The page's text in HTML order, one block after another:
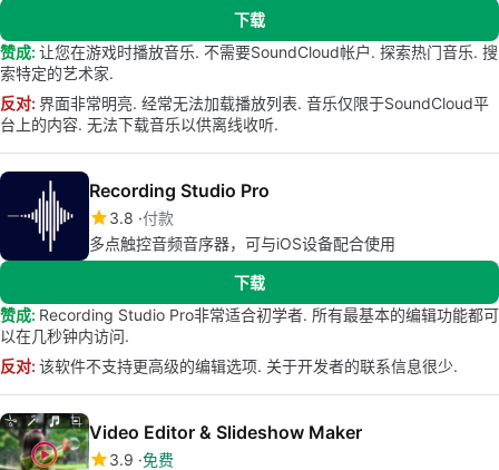
下载
赞成: 让您在游戏时播放音乐. 不需要SoundCloud帐户. 探索热门音乐. 搜
索特定的艺术家.
反对: 界面非常明亮. 经常无法加载播放列表. 音乐仅限于SoundCloud平
台上的内容. 无法下载音乐以供离线收听.
Recording Studio Pro
3.8 付款
多点触控音频音序器，可与iOS设备配合使用
下载
赞成: Recording Studio Pro非常适合初学者. 所有最基本的编辑功能都可
以在几秒钟内访问.
反对: 该软件不支持更高级的编辑选项. 关于开发者的联系信息很少.
Video Editor & Slideshow Maker
3.9 免费